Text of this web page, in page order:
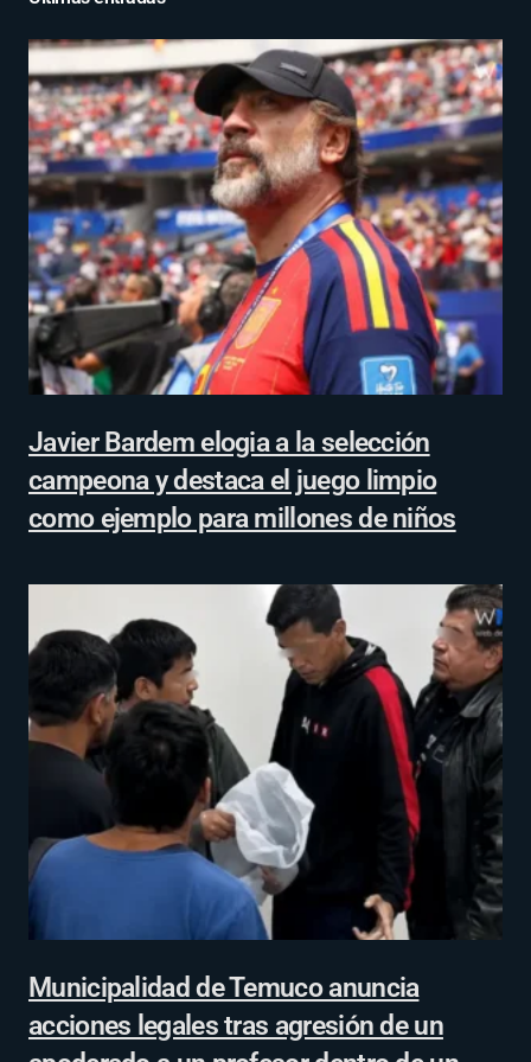
Javier Bardem elogia a la selección
campeona y destaca el juego limpio
como ejemplo para millones de niños
Municipalidad de Temuco anuncia
acciones legales tras agresión de un